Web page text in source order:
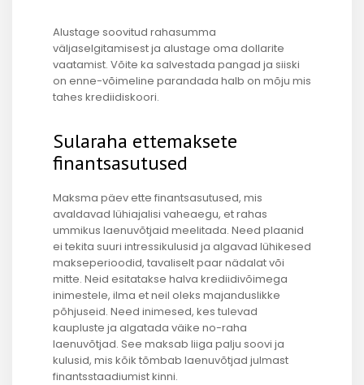
Alustage soovitud rahasumma
väljaselgitamisest ja alustage oma dollarite
vaatamist. Võite ka salvestada pangad ja siiski
on enne-võimeline parandada halb on mõju mis
tahes krediidiskoori.
Sularaha ettemaksete
finantsasutused
Maksma päev ette finantsasutused, mis
avaldavad lühiajalisi vaheaegu, et rahas
ummikus laenuvõtjaid meelitada. Need plaanid
ei tekita suuri intressikulusid ja algavad lühikesed
makseperioodid, tavaliselt paar nädalat või
mitte. Neid esitatakse halva krediidivõimega
inimestele, ilma et neil oleks majanduslikke
põhjuseid. Need inimesed, kes tulevad
kaupluste ja algatada väike no-raha
laenuvõtjad. See maksab liiga palju soovi ja
kulusid, mis kõik tõmbab laenuvõtjad julmast
finantsstaadiumist kinni.